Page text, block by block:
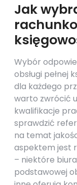
Jak
Wybór
obsługi pełnej
dla każdego
warto zwrócić
kwalifikacje
sprawdzić
na temat
aspektem jest
– niektóre
podstawowej